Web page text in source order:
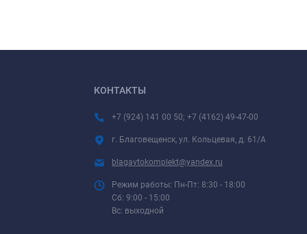
КОНТАКТЫ
+7 (924) 141 00 50; +7 (4162) 49-47-00
г. Благовещенск, ул. Кольцевая, д. 61/А
blagavtokomplekt@yandex.ru
Режим работы: Пн-Пт: 8:30 - 18:00
Сб: 9:00 - 15:00
Вс: выходной